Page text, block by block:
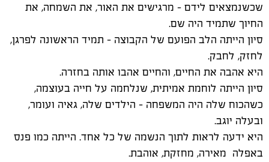
שכשנמצאים לידם – מרגישים את האור, את השמחה, את
החיוך שתמיד היה שם.
סיון הייתה הלב הפועם של הקבוצה – תמיד הראשונה לפרגן,
לחזק, לחבק.
היא אהבה את החיים, והחיים אהבו אותה בחזרה.
סיון הייתה לוחמת אמיתית, שנלחמה על חייה בעוצמה,
כשהכוח שלה היה המשפחה – הילדים שלה, גאיה ועומר,
ובעלה יוגב.
היא ידעה לראות לתוך הנשמה של כל אחד. הייתה כמו פנס
באפלה מאירה, מחזקת, אוהבת.